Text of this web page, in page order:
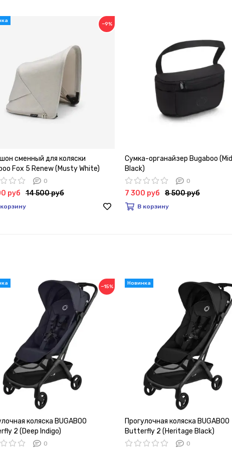
−9%
сменный для коляски
Fox 5 Renew (Musty White)
0
руб 14 500 руб
Сумка-органайзер Bugaboo
Black)
0
7 300 руб 8 500 руб
В корзину
−15%
коляска BUGABOO
2 (Deep Indigo)
0
Прогулочная коляска BUGABOO
Butterfly 2 (Heritage Black)
0